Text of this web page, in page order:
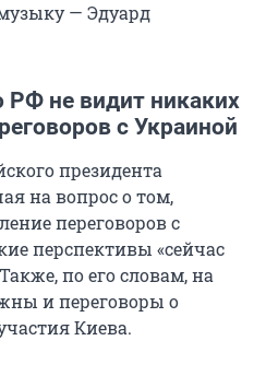
— Эдуард
РФ не видит никаких
с Украиной
президента
на вопрос о том,
переговоров с
перспективы «сейчас
по его словам, на
и переговоры о
Киева.